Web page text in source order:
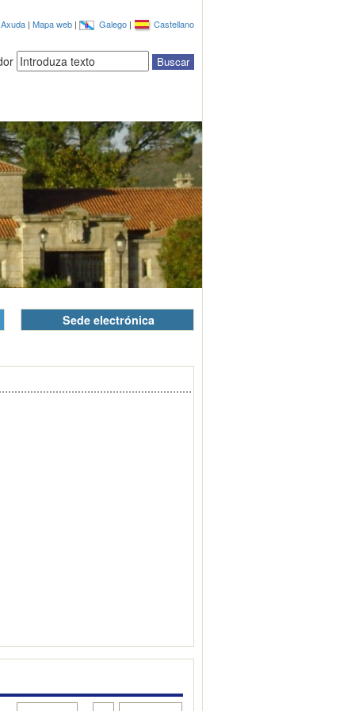
Axuda | Mapa web | Galego | Castellano
Sede electrónica